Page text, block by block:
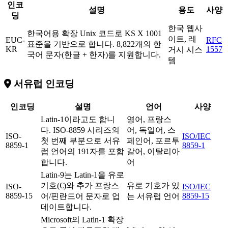
인코
딩
설명 용도 사양
EUC-
KR
한국어용 확장 Unix 코드로 KS X 1001
표준을 기반으로 합니다. 8,822개의 한
국어 문자(한글 + 한자)를 지원합니다.
한국 웹사
이트, 레
거시 시스
템
RFC
1557
서유럽 인코딩
인코딩 설명 언어 사양
ISO-
8859-1
Latin-1이라고도 합니
다. ISO-8859 시리즈의
첫 번째 부분으로 서유
럽 언어의 191자를 포함
합니다.
영어, 프랑스
어, 독일어, 스
페인어, 포르투
갈어, 이탈리아
어
ISO/IEC
8859-1
ISO-
8859-15
Latin-9는 Latin-1을 유로
기호(€)와 추가 프랑스
어/핀란드어 문자로 업
데이트합니다.
유로 기호가 있
는 서유럽 언어
ISO/IEC
8859-15
Microsoft의 Latin-1 확장